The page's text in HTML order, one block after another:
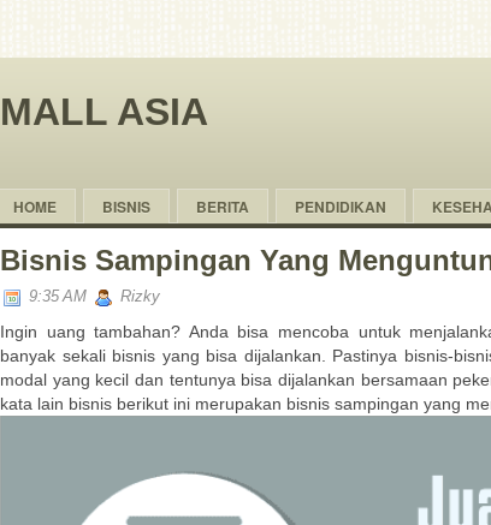
MALL ASIA
HOME BISNIS BERITA PENDIDIKAN
Bisnis Sampingan Yang
9:35 AM Rizky
Ingin uang tambahan? Anda bisa mencoba untuk
banyak sekali bisnis yang bisa dijalankan. Pastinya bisnis-
modal yang kecil dan tentunya bisa dijalankan bersamaan
kata lain bisnis berikut ini merupakan bisnis sampingan yang